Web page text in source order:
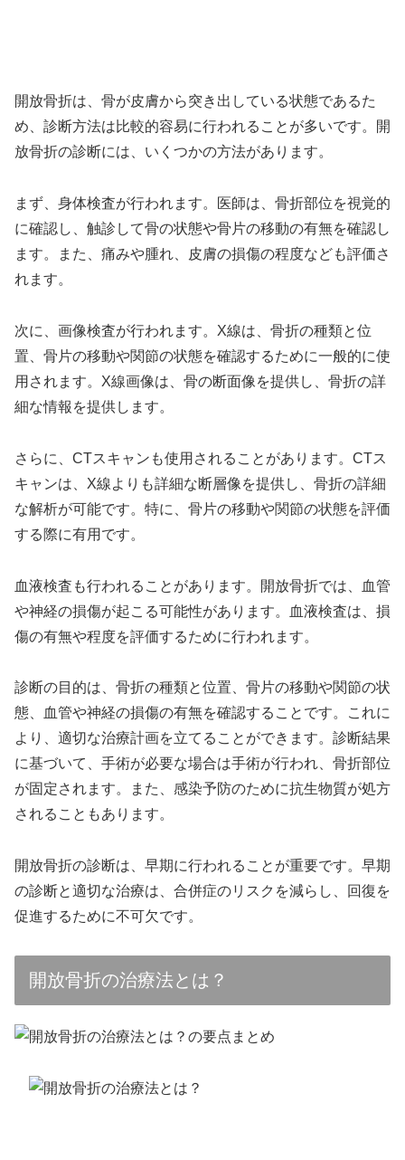
開放骨折は、骨が皮膚から突き出している状態であるた
め、診断方法は比較的容易に行われることが多いです。開
放骨折の診断には、いくつかの方法があります。
まず、身体検査が行われます。医師は、骨折部位を視覚的
に確認し、触診して骨の状態や骨片の移動の有無を確認し
ます。また、痛みや腫れ、皮膚の損傷の程度なども評価さ
れます。
次に、画像検査が行われます。X線は、骨折の種類と位
置、骨片の移動や関節の状態を確認するために一般的に使
用されます。X線画像は、骨の断面像を提供し、骨折の詳
細な情報を提供します。
さらに、CTスキャンも使用されることがあります。CTス
キャンは、X線よりも詳細な断層像を提供し、骨折の詳細
な解析が可能です。特に、骨片の移動や関節の状態を評価
する際に有用です。
血液検査も行われることがあります。開放骨折では、血管
や神経の損傷が起こる可能性があります。血液検査は、損
傷の有無や程度を評価するために行われます。
診断の目的は、骨折の種類と位置、骨片の移動や関節の状
態、血管や神経の損傷の有無を確認することです。これに
より、適切な治療計画を立てることができます。診断結果
に基づいて、手術が必要な場合は手術が行われ、骨折部位
が固定されます。また、感染予防のために抗生物質が処方
されることもあります。
開放骨折の診断は、早期に行われることが重要です。早期
の診断と適切な治療は、合併症のリスクを減らし、回復を
促進するために不可欠です。
開放骨折の治療法とは？